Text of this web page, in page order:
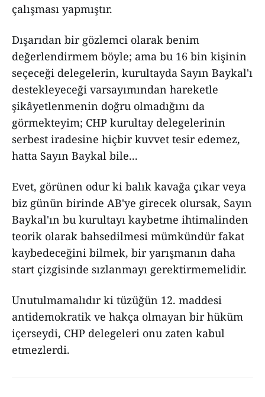
çalışması yapmıştır.
Dışarıdan bir gözlemci olarak benim
değerlendirmem böyle; ama bu 16 bin kişinin
seçeceği delegelerin, kurultayda Sayın Baykal'ı
destekleyeceği varsayımından hareketle
şikâyetlenmenin doğru olmadığını da
görmekteyim; CHP kurultay delegelerinin
serbest iradesine hiçbir kuvvet tesir edemez,
hatta Sayın Baykal bile...
Evet, görünen odur ki balık kavağa çıkar veya
biz günün birinde AB'ye girecek olursak, Sayın
Baykal'ın bu kurultayı kaybetme ihtimalinden
teorik olarak bahsedilmesi mümkündür fakat
kaybedeceğini bilmek, bir yarışmanın daha
start çizgisinde sızlanmayı gerektirmemelidir.
Unutulmamalıdır ki tüzüğün 12. maddesi
antidemokratik ve hakça olmayan bir hüküm
içerseydi, CHP delegeleri onu zaten kabul
etmezlerdi.